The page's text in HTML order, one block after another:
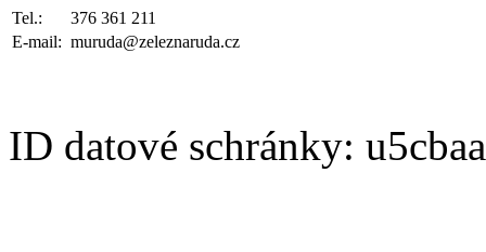
Tel.:
376 361 211
E-mail: muruda@zeleznaruda.cz
ID datové schránky: